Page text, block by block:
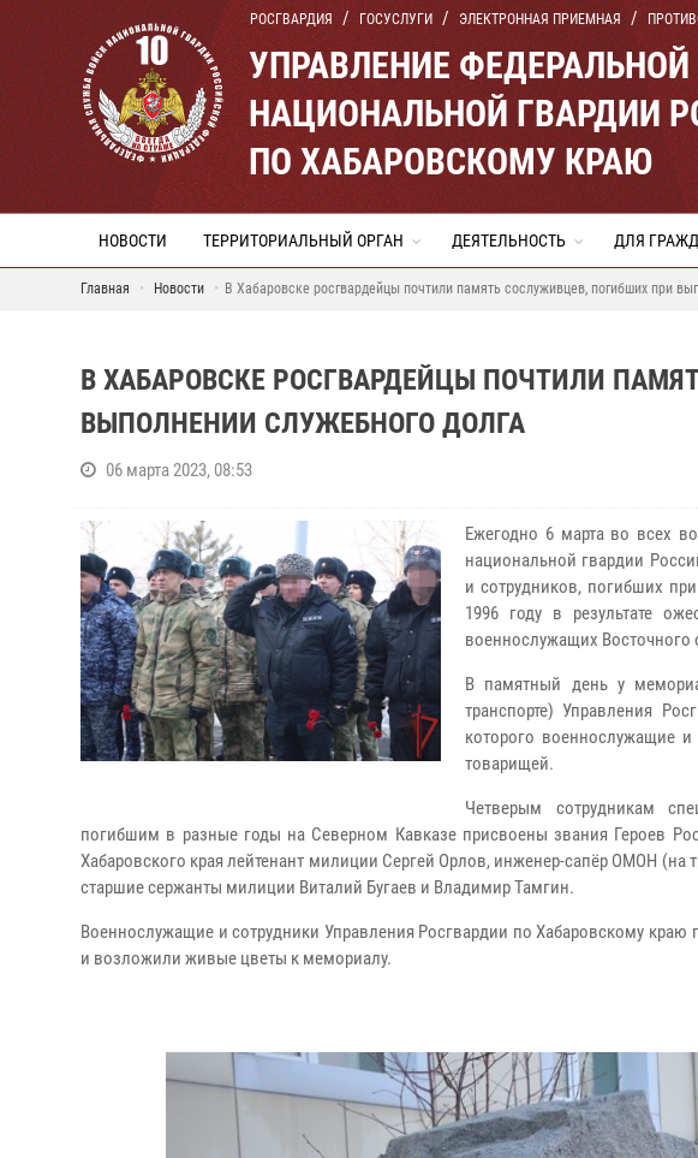
РОСГВАРДИЯ ГОСУСЛУГИ ЭЛЕКТРОННАЯ ПРИЕМНАЯ
УПРАВЛЕНИЕ
НАЦИОНАЛЬНОЙ ГВАРДИИ
ПО ХАБАРОВСКОМУ КРАЮ
НОВОСТИ ТЕРРИТОРИАЛЬНЫЙ ОРГАН ДЕЯТЕЛЬНОСТЬ ДЛЯ
Главная Новости В Хабаровске росгвардейцы почтили память сослуживцев, погибших при
В ХАБАРОВСКЕ РОСГВАРДЕЙЦЫ ПОЧТИЛИ
ВЫПОЛНЕНИИ СЛУЖЕБНОГО ДОЛГА
06 марта 2023, 08:53
Ежегодно 6 марта во всех
национальной гвардии
и сотрудников, погибших
1996 году в результате
военнослужащих Восточного
В памятный день у
транспорте) Управления
которого военнослужащие
товарищей.
Четверым сотрудникам
погибшим в разные годы на Северном Кавказе присвоены звания Героев
Хабаровского края лейтенант милиции Сергей Орлов, инженер-сапёр ОМОН (на
старшие сержанты милиции Виталий Бугаев и Владимир Тамгин.
Военнослужащие и сотрудники Управления Росгвардии по Хабаровскому
и возложили живые цветы к мемориалу.